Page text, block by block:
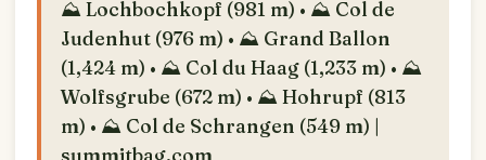
⛰️ Lochbochkopf (981 m) • ⛰️ Col de
Judenhut (976 m) • ⛰️ Grand Ballon
(1,424 m) • ⛰️ Col du Haag (1,233 m) • ⛰️
Wolfsgrube (672 m) • ⛰️ Hohrupf (813
m) • ⛰️ Col de Schrangen (549 m) |
summitbag.com